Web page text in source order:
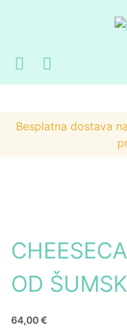
Preskoči
Skoči
Besplatna dostava
OD
64,00€